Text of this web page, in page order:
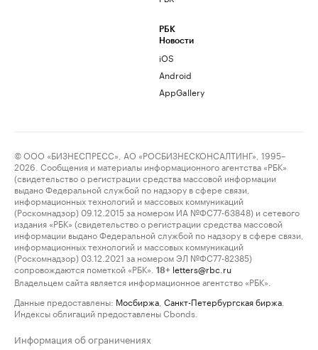
РБК
Новости
iOS
Android
AppGallery
© ООО «БИЗНЕСПРЕСС», АО «РОСБИЗНЕСКОНСАЛТИНГ», 1995–
2026. Сообщения и материалы информационного агентства «РБК»
(свидетельство о регистрации средства массовой информации
выдано Федеральной службой по надзору в сфере связи,
информационных технологий и массовых коммуникаций
(Роскомнадзор) 09.12.2015 за номером ИА №ФС77-63848) и сетевого
издания «РБК» (свидетельство о регистрации средства массовой
информации выдано Федеральной службой по надзору в сфере связи,
информационных технологий и массовых коммуникаций
(Роскомнадзор) 03.12.2021 за номером ЭЛ №ФС77-82385)
сопровождаются пометкой «РБК».
18+ letters@rbc.ru
Владельцем сайта является информационное агентство «РБК».
Данные предоставлены: Мосбиржа Санкт-Петербургская биржа
Индексы облигаций предоставлены Cbonds.
Информация об ограничениях